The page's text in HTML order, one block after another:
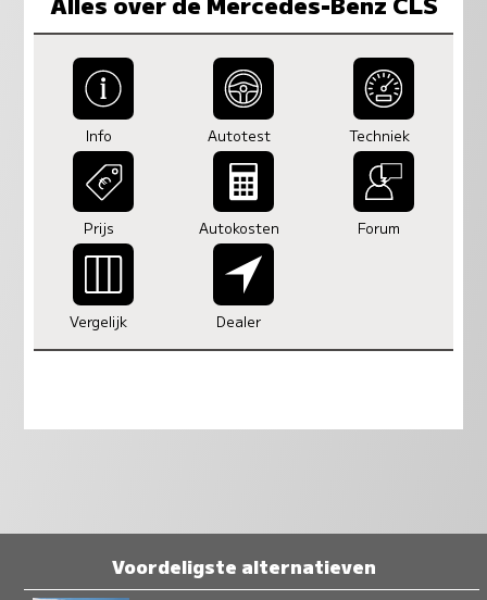
Info Autotest Techniek
Prijs Autokosten Forum
Vergelijk Dealer
Voordeligste alternatieven